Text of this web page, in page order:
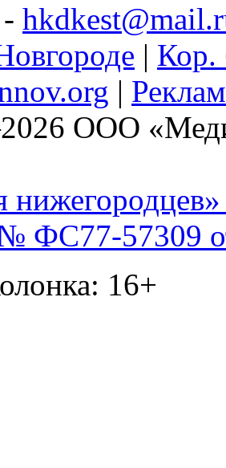
| Кор.
|
ООО
нижегородцев»
57309
16+